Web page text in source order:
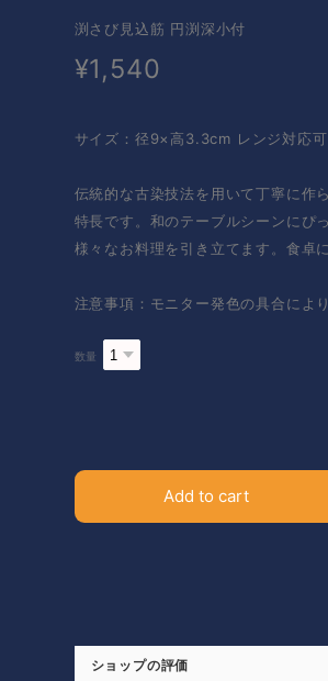
渕さび見込筋 円渕深小付
¥1,540
サイズ：径9×高3.3cm レンジ対応
伝統的な古染技法を用いて丁寧に作
特長です。和のテーブルシーンにぴ
様々なお料理を引き立てます。食卓
注意事項：モニター発色の具合によ
数量
Add to cart
ショップの評価